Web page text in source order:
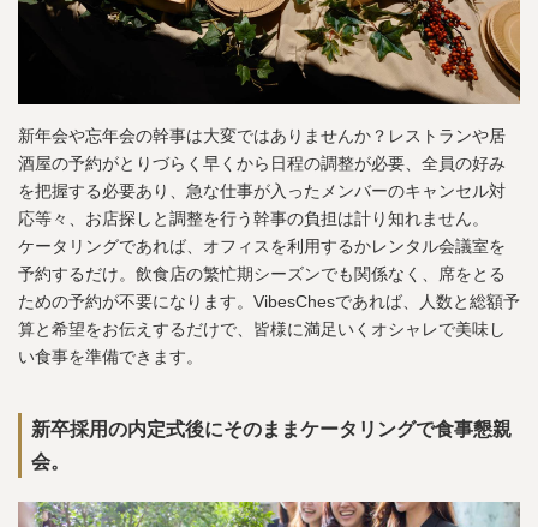
新年会や忘年会の幹事は大変ではありませんか？レストランや居
酒屋の予約がとりづらく早くから日程の調整が必要、全員の好み
を把握する必要あり、急な仕事が入ったメンバーのキャンセル対
応等々、お店探しと調整を行う幹事の負担は計り知れません。
ケータリングであれば、オフィスを利用するかレンタル会議室を
予約するだけ。飲食店の繁忙期シーズンでも関係なく、席をとる
ための予約が不要になります。VibesChesであれば、人数と総額予
算と希望をお伝えするだけで、皆様に満足いくオシャレで美味し
い食事を準備できます。
新卒採用の内定式後にそのままケータリングで食事懇親
会。